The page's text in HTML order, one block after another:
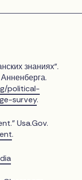
знаниях".
political-
survey.
Usa.Gov.
.